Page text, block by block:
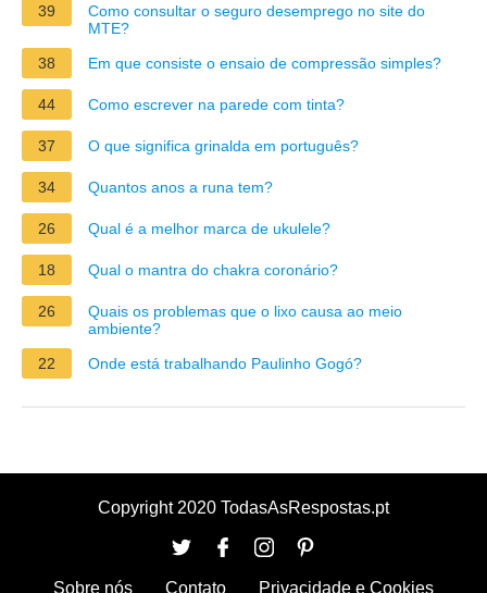
39
Como consultar o seguro desemprego no site do
MTE?
38
Em que consiste o ensaio de compressão simples?
44 Como escrever na parede com tinta?
37 O que significa grinalda em português?
34 Quantos anos a runa tem?
26 Qual é a melhor marca de ukulele?
18 Qual o mantra do chakra coronário?
26
Quais os problemas que o lixo causa ao meio
ambiente?
22
Onde está trabalhando Paulinho Gogó?
Copyright 2020 TodasAsRespostas.pt
Sobre nós Contato Privacidade e Cookies